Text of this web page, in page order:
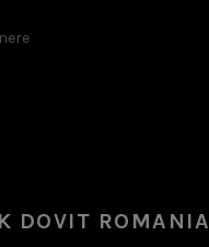
DOVIT ROMANIA